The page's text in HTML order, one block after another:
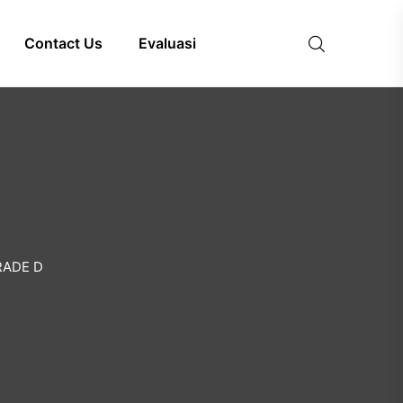
Contact Us Evaluasi
D